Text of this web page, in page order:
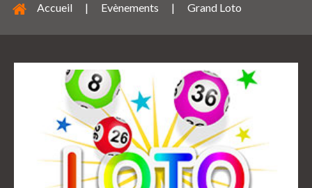
Accueil | Evènements | Grand Loto